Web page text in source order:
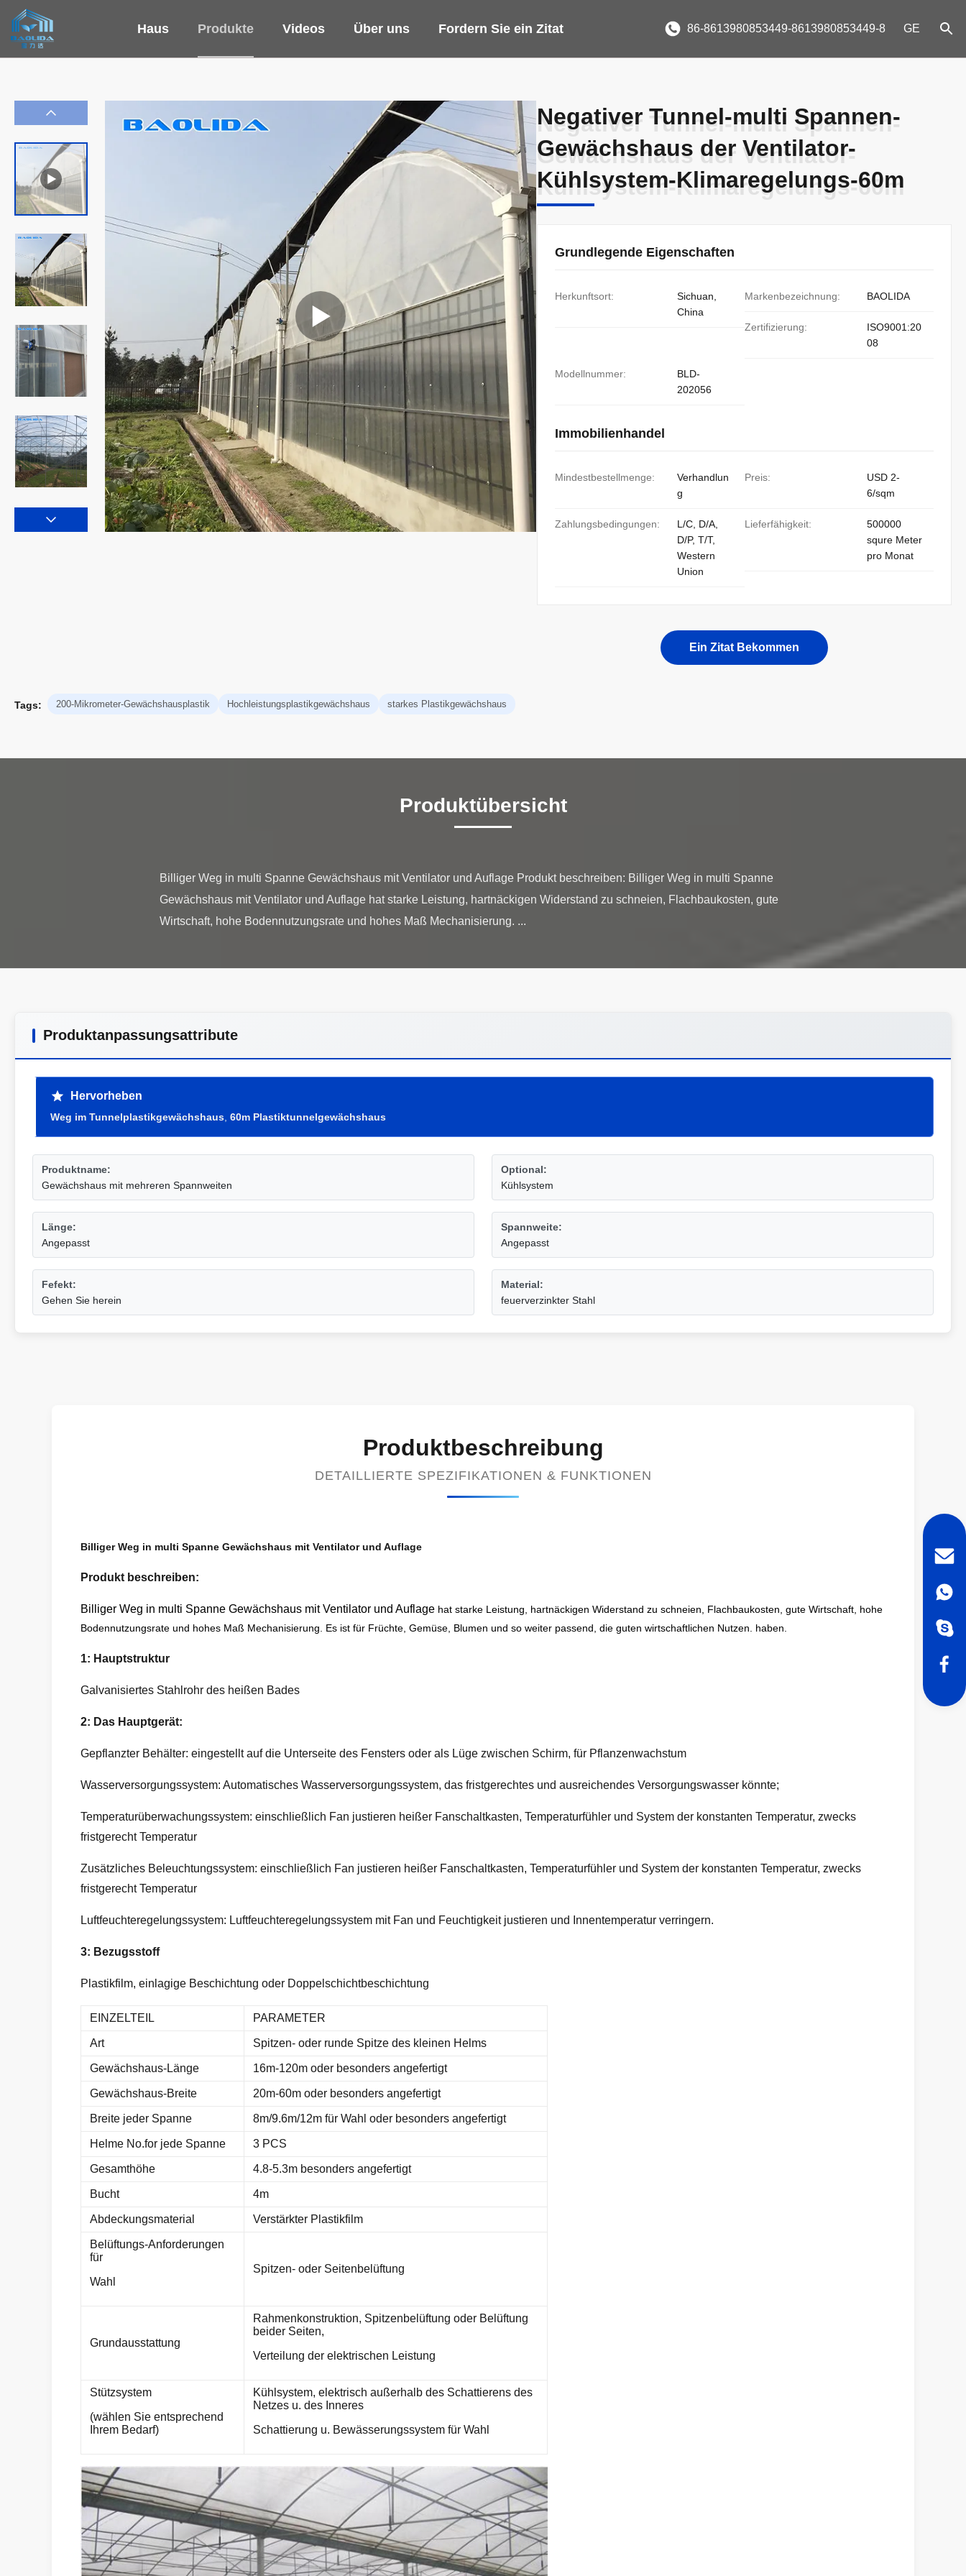
Haus Produkte Videos Über uns Fordern Sie ein Zitat 86-8613980853449-8613980853449-8 GE
Negativer Tunnel-multi Spannen-
Gewächshaus der Ventilator-
Kühlsystem-Klimaregelungs-60m
Negativer Tunnel-multi Spannen-
Gewächshaus der Ventilator-
Kühlsystem-Klimaregelungs-60m
Grundlegende Eigenschaften
Herkunftsort:
Sichuan,
China
Markenbezeichnung: BAOLIDA
Zertifizierung:
ISO9001:20
08
Modellnummer:
BLD-
202056
Immobilienhandel
Mindestbestellmenge:
Verhandlun
g
Preis:
USD 2-
6/sqm
Zahlungsbedingungen:
L/C, D/A,
D/P, T/T,
Western
Union
Lieferfähigkeit:
500000
squre Meter
pro Monat
Ein Zitat Bekommen
Tags: 200-Mikrometer-Gewächshausplastik Hochleistungsplastikgewächshaus starkes Plastikgewächshaus
Produktübersicht
Billiger Weg in multi Spanne Gewächshaus mit Ventilator und Auflage Produkt beschreiben: Billiger Weg in multi Spanne
Gewächshaus mit Ventilator und Auflage hat starke Leistung, hartnäckigen Widerstand zu schneien, Flachbaukosten, gute
Produktanpassungsattribute
Hervorheben
Weg im Tunnelplastikgewächshaus 60m Plastiktunnelgewächshaus
Produktname:
Gewächshaus mit mehreren Spannweiten
Optional:
Kühlsystem
Länge:
Angepasst
Spannweite:
Angepasst
Fefekt:
Gehen Sie herein
Material:
feuerverzinkter Stahl
Produktbeschreibung
DETAILLIERTE SPEZIFIKATIONEN & FUNKTIONEN
Billiger Weg in multi Spanne Gewächshaus mit Ventilator und Auflage
Produkt beschreiben:
Billiger Weg in multi Spanne Gewächshaus mit Ventilator und Auflage hat starke Leistung, hartnäckigen Widerstand zu schneien, Flachbaukosten, gute Wirtschaft, hohe
Bodennutzungsrate und hohes Maß Mechanisierung. Es ist für Früchte, Gemüse, Blumen und so weiter passend, die guten wirtschaftlichen Nutzen. haben.
1: Hauptstruktur
Galvanisiertes Stahlrohr des heißen Bades
2: Das Hauptgerät:
Gepflanzter Behälter: eingestellt auf die Unterseite des Fensters oder als Lüge zwischen Schirm, für Pflanzenwachstum
Wasserversorgungssystem: Automatisches Wasserversorgungssystem, das fristgerechtes und ausreichendes Versorgungswasser könnte;
Temperaturüberwachungssystem: einschließlich Fan justieren heißer Fanschaltkasten, Temperaturfühler und System der konstanten Temperatur, zwecks
fristgerecht Temperatur
Zusätzliches Beleuchtungssystem: einschließlich Fan justieren heißer Fanschaltkasten, Temperaturfühler und System der konstanten Temperatur, zwecks
fristgerecht Temperatur
Luftfeuchteregelungssystem: Luftfeuchteregelungssystem mit Fan und Feuchtigkeit justieren und Innentemperatur verringern.
3: Bezugsstoff
Plastikfilm, einlagige Beschichtung oder Doppelschichtbeschichtung
EINZELTEIL PARAMETER
Art Spitzen- oder runde Spitze des kleinen Helms
Gewächshaus-Länge 16m-120m oder besonders angefertigt
Gewächshaus-Breite 20m-60m oder besonders angefertigt
Breite jeder Spanne 8m/9.6m/12m für Wahl oder besonders angefertigt
Helme No.for jede Spanne 3 PCS
Gesamthöhe 4.8-5.3m besonders angefertigt
Bucht 4m
Abdeckungsmaterial Verstärkter Plastikfilm
Belüftungs-Anforderungen
für
Wahl
Spitzen- oder Seitenbelüftung
Grundausstattung
Rahmenkonstruktion, Spitzenbelüftung oder Belüftung
beider Seiten,
Verteilung der elektrischen Leistung
Stützsystem
(wählen Sie entsprechend
Ihrem Bedarf)
Kühlsystem, elektrisch außerhalb des Schattierens des
Netzes u. des Inneres
Schattierung u. Bewässerungssystem für Wahl